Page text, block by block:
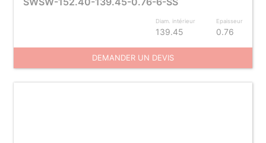
Diam. intérieur
139.45
Epaisseur
0.76
DEMANDER UN DEVIS